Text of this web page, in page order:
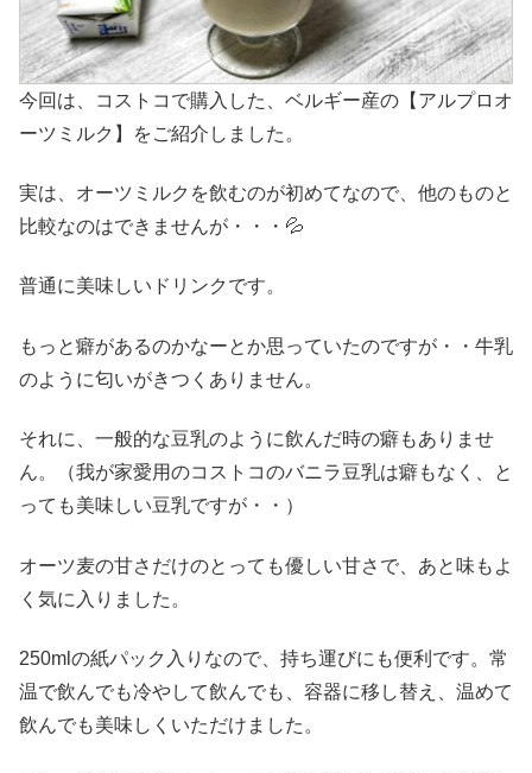
今回は、コストコで購入した、ベルギー産の【アルプロオ
ーツミルク】をご紹介しました。
実は、オーツミルクを飲むのが初めてなので、他のものと
比較なのはできませんが・・・💦
普通に美味しいドリンクです。
もっと癖があるのかなーとか思っていたのですが・・牛乳
のように匂いがきつくありません。
それに、一般的な豆乳のように飲んだ時の癖もありませ
ん。（我が家愛用のコストコのバニラ豆乳は癖もなく、と
っても美味しい豆乳ですが・・）
オーツ麦の甘さだけのとっても優しい甘さで、あと味もよ
く気に入りました。
250mlの紙パック入りなので、持ち運びにも便利です。常
温で飲んでも冷やして飲んでも、容器に移し替え、温めて
飲んでも美味しくいただけました。